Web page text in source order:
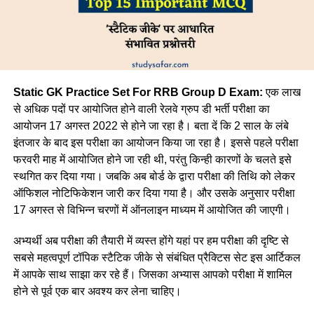
Static GK Practice Set For RRB Group D Exam: एक लाख
से अधिक पदों पर आयोजित होने वाली रेलवे ग्रुप डी भर्ती परीक्षा का
आयोजन 17 अगस्त 2022 से होने जा रहा है। बता दें कि 2 साल के लंबे
इंतजार के बाद इस परीक्षा का आयोजन किया जा रहा है। इससे पहले परीक्षा
फरवरी माह में आयोजित होने जा रही थी, परंतु किन्ही कारणों के चलते इसे
स्थगित कर दिया गया। जबकि अब बोर्ड के द्वारा परीक्षा की तिथि को लेकर
ऑफिशल नोटिफिकेशन जारी कर दिया गया है। और उसके अनुसार परीक्षा
17 अगस्त से विभिन्न चरणों में ऑनलाइन माध्यम में आयोजित की जाएगी।
अभ्यर्थी अब परीक्षा की तैयारी में व्यस्त होंगे यहां पर हम परीक्षा की दृष्टि से
सबसे महत्वपूर्ण टॉपिक स्टैटिक जीके से संबंधित प्रैक्टिस सेट इस आर्टिकल
में आपके साथ साझा कर रहे हैं। जिसका अभ्यास आपको परीक्षा में शामिल
होने से पूर्व एक बार अवश्य कर लेना चाहिए।